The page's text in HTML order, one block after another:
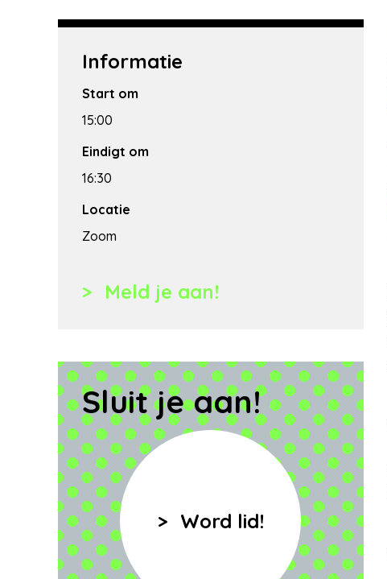
Informatie
Start om
15:00
Eindigt om
16:30
Locatie
Zoom
Meld je aan!
Sluit je aan!
Word lid!